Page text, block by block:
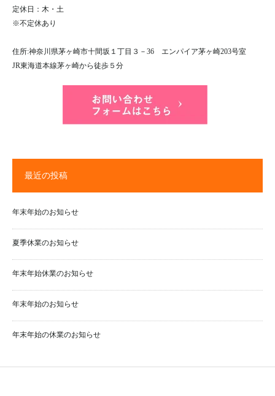
定休日：木・土
※不定休あり
住所:神奈川県茅ヶ崎市十間坂１丁目３－36 エンパイア茅ヶ崎203号室
JR東海道本線茅ヶ崎から徒歩５分
最近の投稿
年末年始のお知らせ
夏季休業のお知らせ
年末年始休業のお知らせ
年末年始のお知らせ
年末年始の休業のお知らせ